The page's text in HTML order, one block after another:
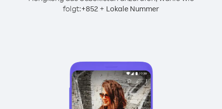
folgt:+852 + Lokale Nummer